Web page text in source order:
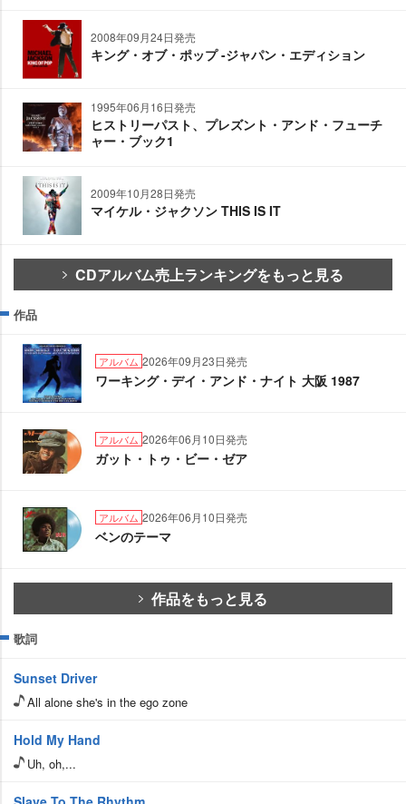
2008年09月24日発売
キング・オブ・ポップ -ジャパン・エディション
1995年06月16日発売
ヒストリーパスト、プレズント・アンド・フューチ
ャー・ブック1
2009年10月28日発売
マイケル・ジャクソン THIS IS IT
CDアルバム売上ランキングをもっと見る
作品
アルバム 2026年09月23日発売
ワーキング・デイ・アンド・ナイト 大阪 1987
アルバム 2026年06月10日発売
ガット・トゥ・ビー・ゼア
アルバム 2026年06月10日発売
ベンのテーマ
作品をもっと見る
歌詞
Sunset Driver
All alone she's in the ego zone
Hold My Hand
Uh, oh,...